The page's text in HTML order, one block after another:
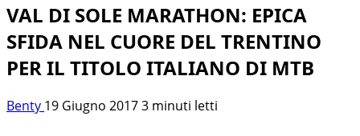
VAL DI SOLE MARATHON: EPICA
SFIDA NEL CUORE DEL TRENTINO
PER IL TITOLO ITALIANO DI MTB
Benty 19 Giugno 20173 minuti letti